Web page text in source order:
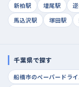
新柏駅
増尾駅
馬込沢駅
塚田駅
千葉県で探す
船橋市のペーパードラ